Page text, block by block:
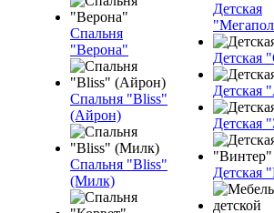
Спальня
"Верона"
Спальня "Bliss"
(Айрон)
Спальня "Bliss"
(Милк)
Детская
Детская
Детская
Детская
Детская